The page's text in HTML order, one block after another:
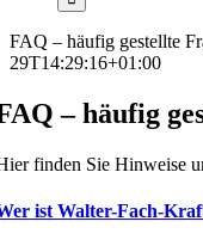
FAQ – häufig gestellte
29T14:29:16+01:00
– häufig
finden Sie Hinweise
ist Walter-Fach-